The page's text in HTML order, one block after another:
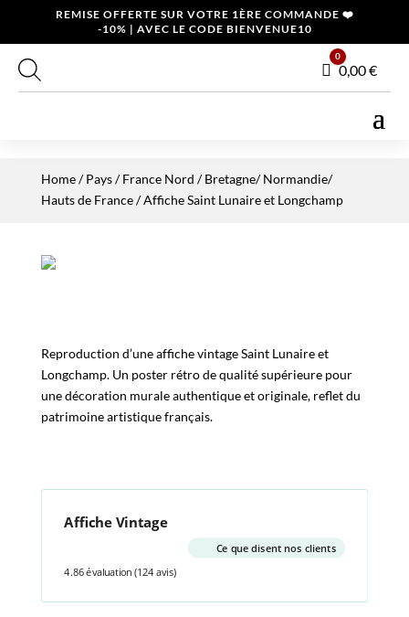
REMISE OFFERTE SUR VOTRE 1ÈRE COMMANDE ❤️
-10% | AVEC LE CODE BIENVENUE10
Panier
0
0,00€
Home/Pays/France Nord /Bretagne/ Normandie/
Hauts de France/ Affiche Saint Lunaire et Longchamp
Reproduction d’une affiche vintage Saint Lunaire et
Longchamp. Un poster rétro de qualité supérieure pour
une décoration murale authentique et originale, reflet du
patrimoine artistique français.
Affiche Vintage
Ce que disent nos clients
4.86 évaluation (124 avis)